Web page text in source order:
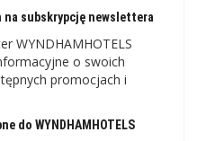
na subskrypcję newslettera
WYNDHAMHOTELS
o swoich
promocjach i
do WYNDHAMHOTELS